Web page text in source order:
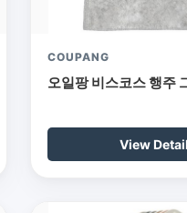
COUPANG
오일팡 비스코스 행주
View